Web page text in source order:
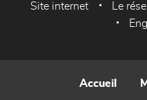
Site internet Le
Accueil